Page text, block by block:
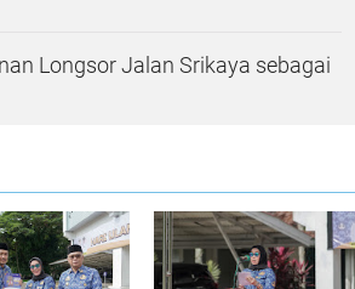
Longsor Jalan Srikaya sebagai